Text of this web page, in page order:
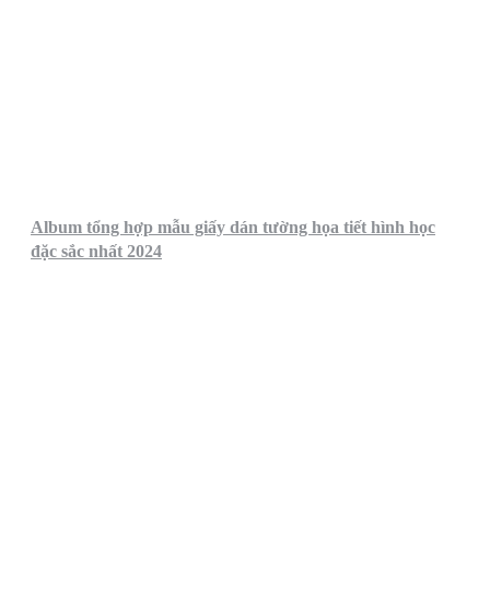
Album tổng hợp mẫu giấy dán tường họa tiết hình học
đặc sắc nhất 2024